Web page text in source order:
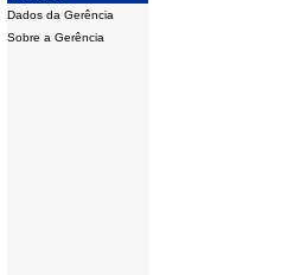
Dados da Gerência
Sobre a Gerência